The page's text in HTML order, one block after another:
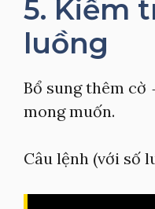
5. Kiểm
luồng
Bổ sung thêm cờ
mong muốn.
Câu lệnh (với số